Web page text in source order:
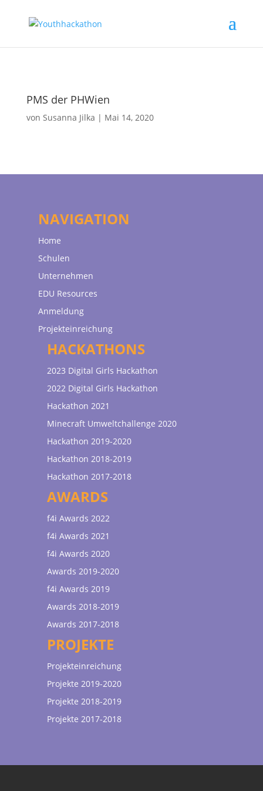
PMS der PHWien
von Susanna Jilka | Mai 14, 2020
NAVIGATION
Home
Schulen
Unternehmen
EDU Resources
Anmeldung
Projekteinreichung
HACKATHONS
2023 Digital Girls Hackathon
2022 Digital Girls Hackathon
Hackathon 2021
Minecraft Umweltchallenge 2020
Hackathon 2019-2020
Hackathon 2018-2019
Hackathon 2017-2018
AWARDS
f4i Awards 2022
f4i Awards 2021
f4i Awards 2020
Awards 2019-2020
f4i Awards 2019
Awards 2018-2019
Awards 2017-2018
PROJEKTE
Projekteinreichung
Projekte 2019-2020
Projekte 2018-2019
Projekte 2017-2018